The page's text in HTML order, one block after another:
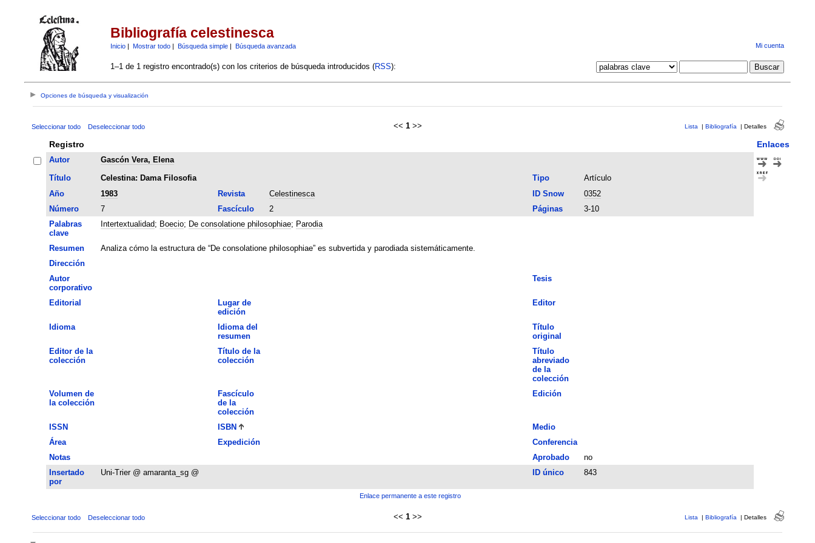
Bibliografía celestinesca
Inicio| Mostrar todo| Búsqueda simple| Búsqueda avanzada Mi cuenta
1–1 de 1 registro encontrado(s) con los criterios de búsqueda introducidos (RSS):
Opciones de búsqueda y visualización
Seleccionar todo Deseleccionar todo << 1 >> Lista | Bibliografía | Detalles
Registro Enlaces
Autor
Gascón Vera, Elena
Título
Celestina: Dama Filosofia Tipo
Artículo
Año
1983 Revista Celestinesca ID Snow
0352
Número
7 Fascículo 2 Páginas
3-10
Palabras
clave
Intertextualidad; Boecio; De consolatione philosophiae; Parodia
Resumen
Analiza cómo la estructura de “De consolatione philosophiae” es subvertida y parodiada sistemáticamente.
Dirección
Autor
corporativo
Tesis
Editorial
Lugar de
edición
Editor
Idioma
Idioma del
resumen
Título
original
Editor de la
colección
Título de la
colección
Título
abreviado
de la
colección
Volumen de
la colección
Fascículo
de la
colección
Edición
ISSN ISBN
Medio
Área
Expedición
Conferencia
Notas
Aprobado
no
Insertado
por
Uni-Trier @ amaranta_sg @ ID único 843
Enlace permanente a este registro
Seleccionar todo Deseleccionar todo << 1 >> Lista | Bibliografía | Detalles